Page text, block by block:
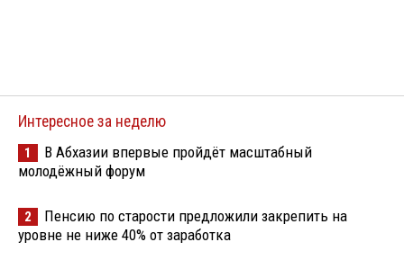
Интересное за неделю
1
В Абхазии впервые пройдёт масштабный
молодёжный форум
2
Пенсию по старости предложили закрепить на
уровне не ниже 40% от заработка